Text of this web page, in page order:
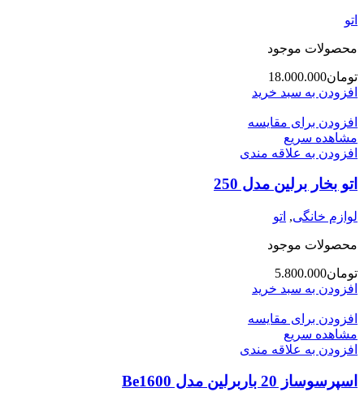
اتو
محصولات موجود
تومان18.000.000
افزودن به سبد خرید
افزودن برای مقایسه
مشاهده سریع
افزودن به علاقه مندی
اتو بخار برلین مدل 250
لوازم خانگی, اتو
محصولات موجود
تومان5.800.000
افزودن به سبد خرید
افزودن برای مقایسه
مشاهده سریع
افزودن به علاقه مندی
اسپرسوساز 20 باربرلین مدل Be1600